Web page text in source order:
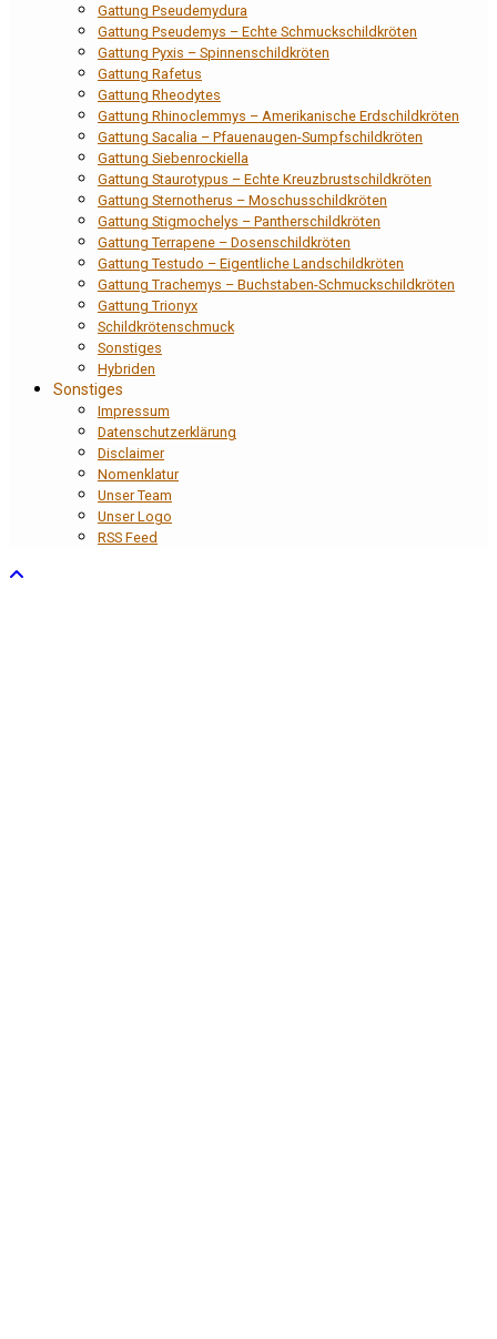
Gattung Pseudemydura
Gattung Pseudemys – Echte Schmuckschildkröten
Gattung Pyxis – Spinnenschildkröten
Gattung Rafetus
Gattung Rheodytes
Gattung Rhinoclemmys – Amerikanische Erdschildkröten
Gattung Sacalia – Pfauenaugen-Sumpfschildkröten
Gattung Siebenrockiella
Gattung Staurotypus – Echte Kreuzbrustschildkröten
Gattung Sternotherus – Moschusschildkröten
Gattung Stigmochelys – Pantherschildkröten
Gattung Terrapene – Dosenschildkröten
Gattung Testudo – Eigentliche Landschildkröten
Gattung Trachemys – Buchstaben-Schmuckschildkröten
Gattung Trionyx
Schildkrötenschmuck
Sonstiges
Hybriden
Sonstiges
Impressum
Datenschutzerklärung
Disclaimer
Nomenklatur
Unser Team
Unser Logo
RSS Feed